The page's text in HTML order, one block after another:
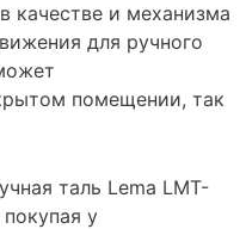
качестве и механизма
для ручного
помещении, так
таль Lema LMT-
у